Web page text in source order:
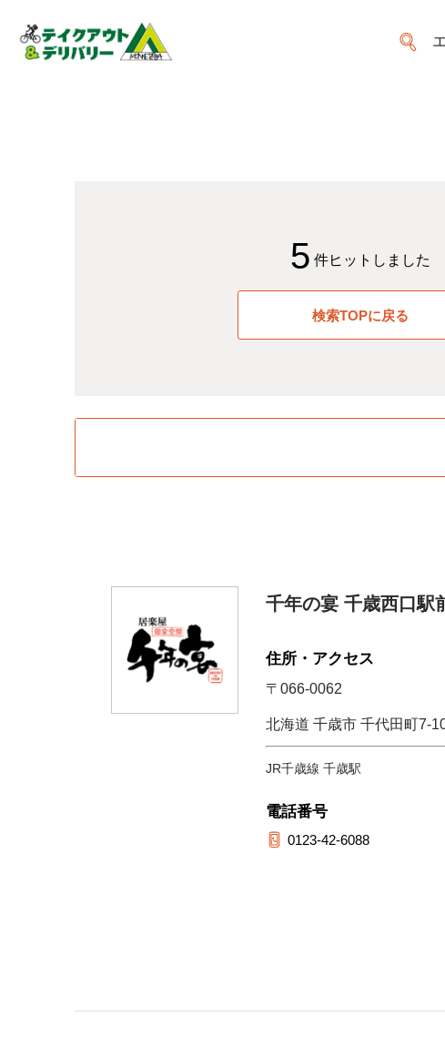
5 件ヒットしました
検索TOPに戻る
千年の宴 千歳西口駅
住所・アクセス
〒066-0062
北海道 千歳市 千代田町7-
JR千歳線 千歳駅
電話番号
0123-42-6088